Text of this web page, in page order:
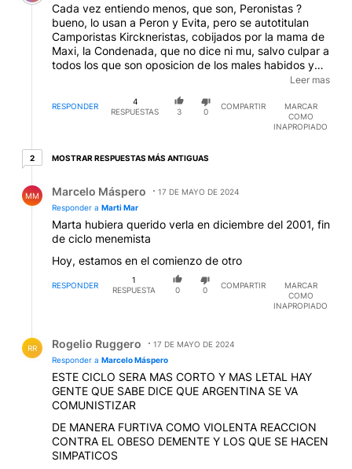
Cada vez entiendo menos, que son, Peronistas ?
bueno, lo usan a Peron y Evita, pero se autotitulan
Camporistas Kirckneristas, cobijados por la mama de
Maxi, la Condenada, que no dice ni mu, salvo culpar a
todos los que son oposicion de los males habidos y
por haber, mamita, son un caso psiquiatrico severo !!
creo que van a descubrir otra patologia mental, la
Tripolaridad, ya les quedo chica lo bipolar
Leer mas
RESPONDER
4
RESPUESTAS
3 0
COMPARTIR
MARCAR
COMO
INAPROPIADO
22 respuestas más antiguas
MOSTRAR RESPUESTAS MÁS ANTIGUAS
MM Marcelo Máspero
17 DE MAYO DE 2024
Responder a Marti Mar
Marta hubiera querido verla en diciembre del 2001, fin
de ciclo menemista
Hoy, estamos en el comienzo de otro
RESPONDER
1
RESPUESTA
0 0
COMPARTIR
MARCAR
COMO
INAPROPIADO
RR Rogelio Ruggero
17 DE MAYO DE 2024
Responder a Marcelo Máspero
ESTE CICLO SERA MAS CORTO Y MAS LETAL HAY
GENTE QUE SABE DICE QUE ARGENTINA SE VA
COMUNISTIZAR
DE MANERA FURTIVA COMO VIOLENTA REACCION
CONTRA EL OBESO DEMENTE Y LOS QUE SE HACEN
SIMPATICOS